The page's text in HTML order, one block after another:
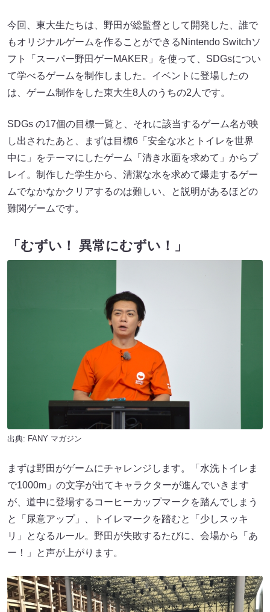
今回、東大生たちは、野田が総監督として開発した、誰で
もオリジナルゲームを作ることができるNintendo Switchソ
フト「スーパー野田ゲーMAKER」を使って、SDGsについ
て学べるゲームを制作しました。イベントに登場したの
は、ゲーム制作をした東大生8人のうちの2人です。
SDGs の17個の目標一覧と、それに該当するゲーム名が映
し出されたあと、まずは目標6「安全な水とトイレを世界
中に」をテーマにしたゲーム「清き水面を求めて」からプ
レイ。制作した学生から、清潔な水を求めて爆走するゲー
ムでなかなかクリアするのは難しい、と説明があるほどの
難関ゲームです。
「むずい！ 異常にむずい！」
出典: FANY マガジン
まずは野田がゲームにチャレンジします。「水洗トイレま
で1000m」の文字が出てキャラクターが進んでいきます
が、道中に登場するコーヒーカップマークを踏んでしまう
と「尿意アップ」、トイレマークを踏むと「少しスッキ
リ」となるルール。野田が失敗するたびに、会場から「あ
ー！」と声が上がります。